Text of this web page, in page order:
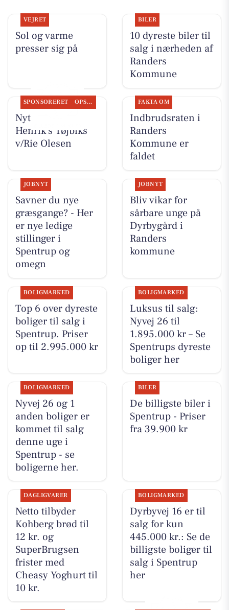
VEJRET
Sol og varme
presser sig på
BILER
10 dyreste biler til
salg i nærheden af
Randers
Kommune
SPONSORERET OPSLAGSTAVLEN
Nyt fra Rie &
Henrik's Tøjbiks
v/Rie Olesen
FAKTA OM
Indbrudsraten i
Randers
Kommune er
faldet
JOBNYT
Savner du nye
græsgange? - Her
er nye ledige
stillinger i
Spentrup og
omegn
JOBNYT
Bliv vikar for
sårbare unge på
Dyrbygård i
Randers
kommune
BOLIGMARKED
Top 6 over dyreste
boliger til salg i
Spentrup. Priser
op til 2.995.000 kr
BOLIGMARKED
Luksus til salg:
Nyvej 26 til
1.895.000 kr – Se
Spentrups dyreste
boliger her
BOLIGMARKED
Nyvej 26 og 1
anden boliger er
kommet til salg
denne uge i
Spentrup - se
boligerne her.
BILER
De billigste biler i
Spentrup - Priser
fra 39.900 kr
DAGLIGVARER
Netto tilbyder
Kohberg brød til
12 kr. og
SuperBrugsen
frister med
Cheasy Yoghurt til
10 kr.
BOLIGMARKED
Dyrbyvej 16 er til
salg for kun
445.000 kr.: Se de
billigste boliger til
salg i Spentrup
her